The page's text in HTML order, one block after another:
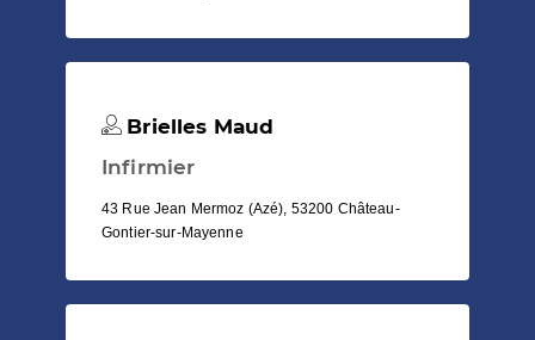
Brielles Maud
Infirmier
43 Rue Jean Mermoz (Azé), 53200 Château-
Gontier-sur-Mayenne